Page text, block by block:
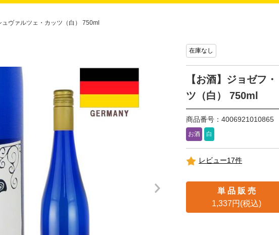
ヴァルツェ・カッツ（白） 750ml
在庫なし
【お酒】ジョゼフ
ツ（白） 750ml
商品番号：4006921010865
お酒 白
レビュー17件
単 品 販 売
1,337円(税込)